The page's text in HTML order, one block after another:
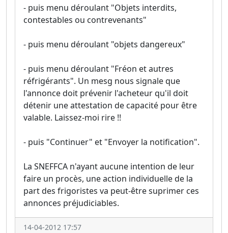
- puis menu déroulant "Objets interdits,
contestables ou contrevenants"
- puis menu déroulant "objets dangereux"
- puis menu déroulant "Fréon et autres
réfrigérants". Un mesg nous signale que
l'annonce doit prévenir l'acheteur qu'il doit
détenir une attestation de capacité pour être
valable. Laissez-moi rire !!
- puis "Continuer" et "Envoyer la notification".
La SNEFFCA n'ayant aucune intention de leur
faire un procès, une action individuelle de la
part des frigoristes va peut-être suprimer ces
annonces préjudiciables.
14-04-2012 17:57